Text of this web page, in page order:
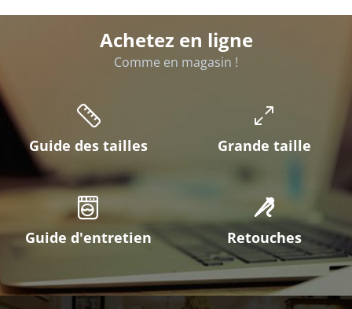
Achetez en ligne
Comme en magasin !
Guide des tailles Grande taille
Guide d'entretien Retouches